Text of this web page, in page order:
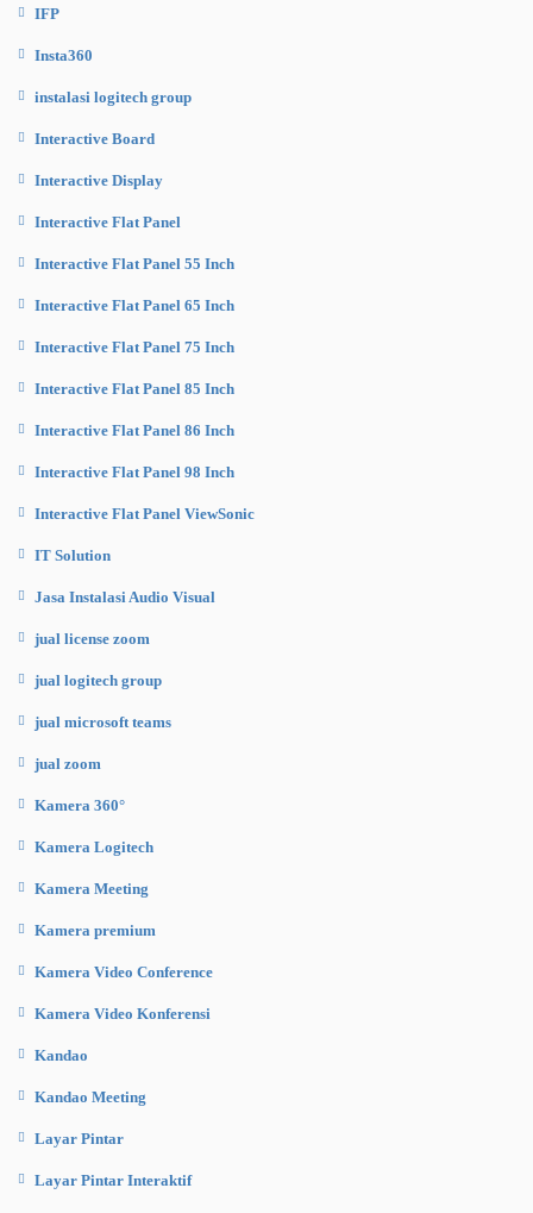
IFP
Insta360
instalasi logitech group
Interactive Board
Interactive Display
Interactive Flat Panel
Interactive Flat Panel 55 Inch
Interactive Flat Panel 65 Inch
Interactive Flat Panel 75 Inch
Interactive Flat Panel 85 Inch
Interactive Flat Panel 86 Inch
Interactive Flat Panel 98 Inch
Interactive Flat Panel ViewSonic
IT Solution
Jasa Instalasi Audio Visual
jual license zoom
jual logitech group
jual microsoft teams
jual zoom
Kamera 360°
Kamera Logitech
Kamera Meeting
Kamera premium
Kamera Video Conference
Kamera Video Konferensi
Kandao
Kandao Meeting
Layar Pintar
Layar Pintar Interaktif